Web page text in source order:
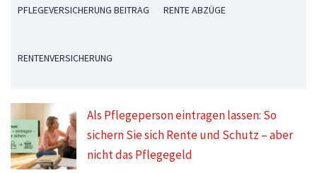
PFLEGEVERSICHERUNG BEITRAG RENTE ABZÜGE
RENTENVERSICHERUNG
Als Pflegeperson eintragen lassen: So
sichern Sie sich Rente und Schutz – aber
nicht das Pflegegeld